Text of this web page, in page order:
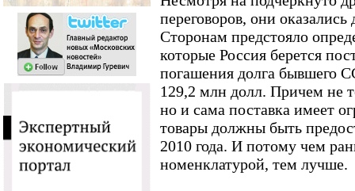
переговоров, они
Сторонам предстояло
которые Россия берется
погашения долга бывшего
129,2 млн долл. Причем не
но и сама поставка имеет
товары должны быть
2010 года. И потому чем
номенклатурой, тем лучше.